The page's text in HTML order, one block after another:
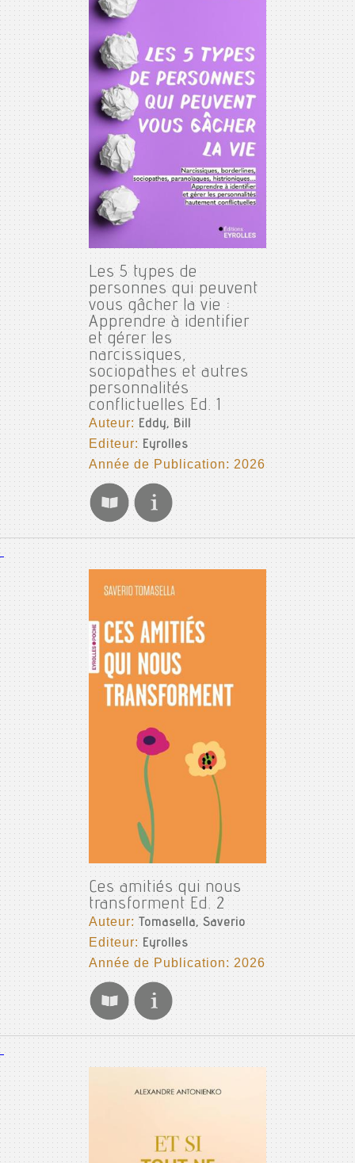
Les 5 types de
personnes qui peuvent
vous gâcher la vie :
Apprendre à identifier
et gérer les
narcissiques,
sociopathes et autres
personnalités
conflictuelles Ed. 1
Auteur:Eddy, Bill
Editeur: Eyrolles
Année de Publication: 2026
Ces amitiés qui nous
transforment Ed. 2
Auteur:Tomasella, Saverio
Editeur: Eyrolles
Année de Publication: 2026